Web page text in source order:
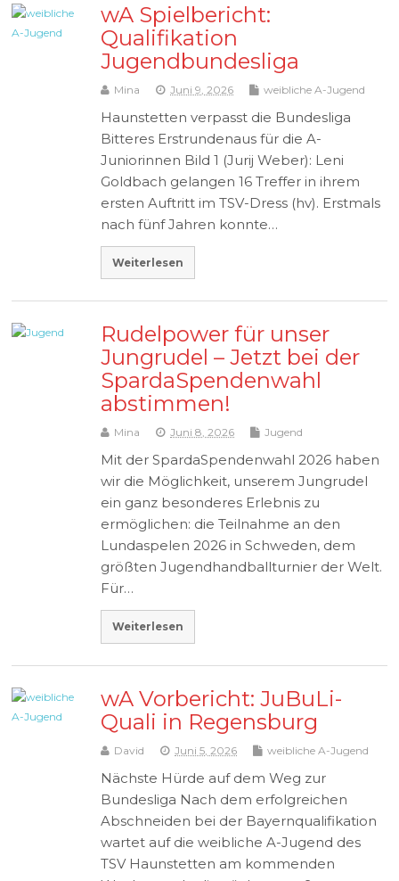
wA Spielbericht:
Qualifikation
Jugendbundesliga
Mina Juni 9, 2026 weibliche A-Jugend
Haunstetten verpasst die Bundesliga
Bitteres Erstrundenaus für die A-
Juniorinnen Bild 1 (Jurij Weber): Leni
Goldbach gelangen 16 Treffer in ihrem
ersten Auftritt im TSV-Dress (hv). Erstmals
nach fünf Jahren konnte…
Weiterlesen
Rudelpower für unser
Jungrudel – Jetzt bei der
SpardaSpendenwahl
abstimmen!
Mina Juni 8, 2026 Jugend
Mit der SpardaSpendenwahl 2026 haben
wir die Möglichkeit, unserem Jungrudel
ein ganz besonderes Erlebnis zu
ermöglichen: die Teilnahme an den
Lundaspelen 2026 in Schweden, dem
größten Jugendhandballturnier der Welt.
Für…
Weiterlesen
wA Vorbericht: JuBuLi-
Quali in Regensburg
David Juni 5, 2026 weibliche A-Jugend
Nächste Hürde auf dem Weg zur
Bundesliga Nach dem erfolgreichen
Abschneiden bei der Bayernqualifikation
wartet auf die weibliche A-Jugend des
TSV Haunstetten am kommenden